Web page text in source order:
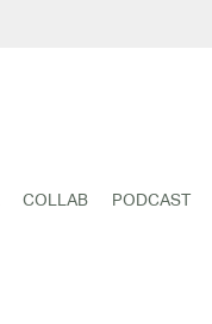
COLLAB PODCAST